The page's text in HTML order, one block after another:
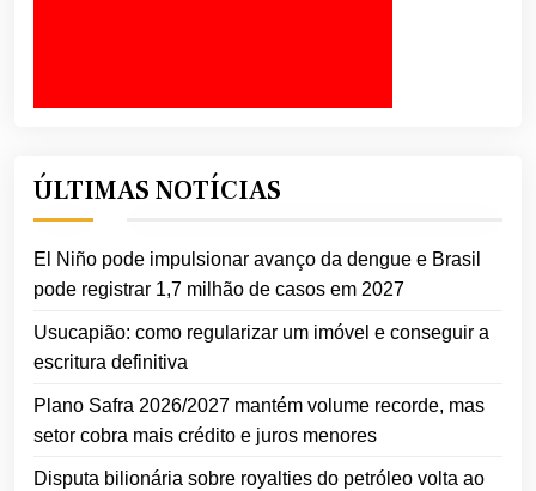
ÚLTIMAS NOTÍCIAS
El Niño pode impulsionar avanço da dengue e Brasil
pode registrar 1,7 milhão de casos em 2027
Usucapião: como regularizar um imóvel e conseguir a
escritura definitiva
Plano Safra 2026/2027 mantém volume recorde, mas
setor cobra mais crédito e juros menores
Disputa bilionária sobre royalties do petróleo volta ao